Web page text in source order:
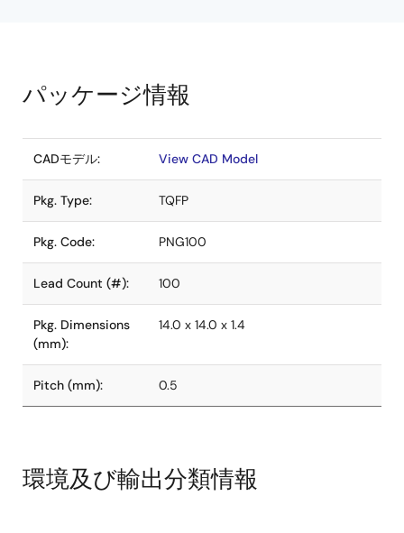
パッケージ情報
CADモデル: View CAD Model
Pkg. Type: TQFP
Pkg. Code: PNG100
Lead Count (#): 100
Pkg. Dimensions
(mm):
14.0 x 14.0 x 1.4
Pitch (mm): 0.5
環境及び輸出分類情報